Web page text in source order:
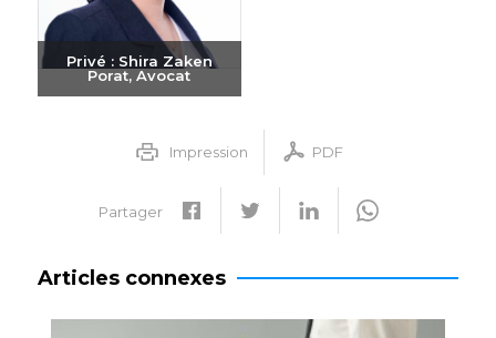
Privé : Shira Zaken
Porat, Avocat
+972-3-6093609Impression PDF
Partager
Articles connexes